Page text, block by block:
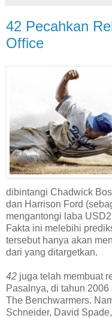
42 Pecahkan
Office
dibintangi Chadwick
dan Harrison Ford
mengantongi laba
Fakta ini melebihi
tersebut hanya akan
dari yang ditargetkan.
42 juga telah membuat
Pasalnya, di tahun
The Benchwarmers.
Schneider, David